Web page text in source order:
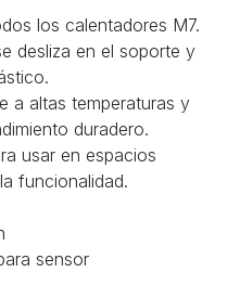
los calentadores M7.
desliza en el soporte y
a altas temperaturas y
duradero.
usar en espacios
funcionalidad.
sensor